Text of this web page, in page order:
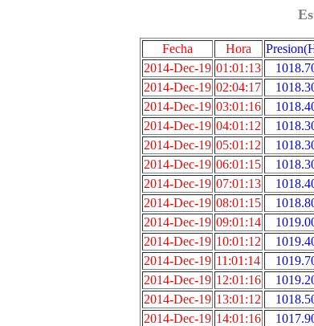
Fecha Hora
2014-Dec-19 01:01:13
2014-Dec-19 02:04:17
2014-Dec-19 03:01:16
2014-Dec-19 04:01:12
2014-Dec-19 05:01:12
2014-Dec-19 06:01:15
2014-Dec-19 07:01:13
2014-Dec-19 08:01:15
2014-Dec-19 09:01:14
2014-Dec-19 10:01:12
2014-Dec-19 11:01:14
2014-Dec-19 12:01:16
2014-Dec-19 13:01:12
2014-Dec-19 14:01:16